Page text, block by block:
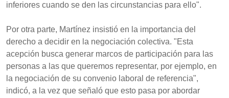
inferiores cuando se den las circunstancias para ello".
Por otra parte, Martínez insistió en la importancia del
derecho a decidir en la negociación colectiva. "Esta
acepción busca generar marcos de participación para las
personas a las que queremos representar, por ejemplo, en
la negociación de su convenio laboral de referencia",
indicó, a la vez que señaló que esto pasa por abordar